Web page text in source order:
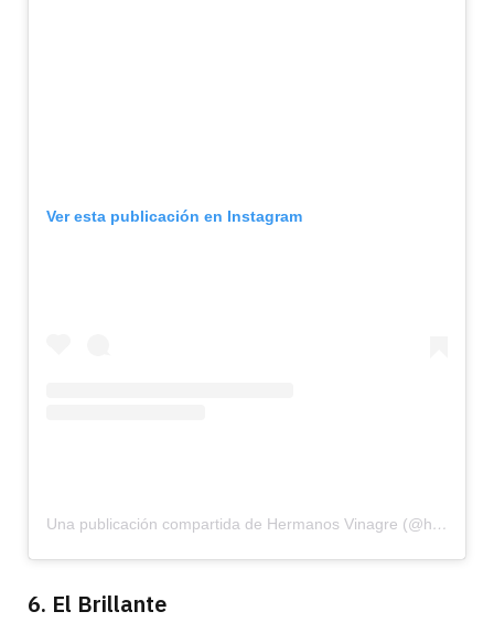
Ver esta publicación en Instagram
Una publicación compartida de Hermanos Vinagre (@hermanosvinagre_)
6. El Brillante